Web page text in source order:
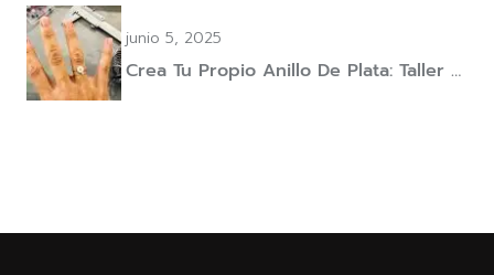
junio 5, 2025
Crea Tu Propio Anillo De Plata: Taller …